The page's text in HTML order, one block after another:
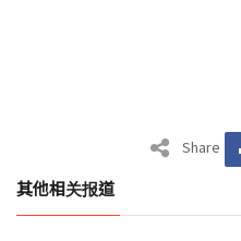
Share
其他相关报道